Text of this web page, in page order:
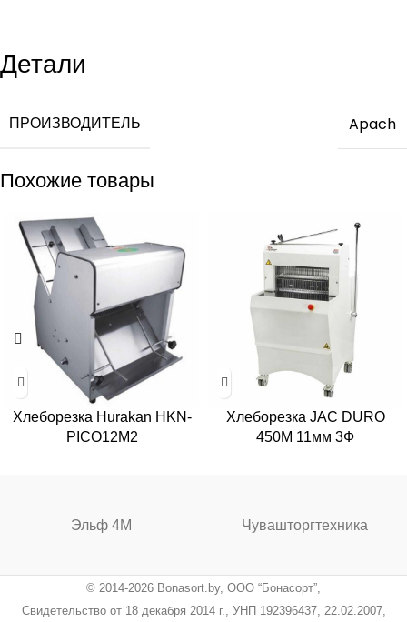
Детали
ПРОИЗВОДИТЕЛЬ Apach
Похожие товары
Хлеборезка Hurakan HKN-
PICO12M2
Хлеборезка JAC DURO
450M 11мм 3Ф
Эльф 4М Чувашторгтехника
© 2014-2026 Bonasort.by, ООО “Бонасорт”,
Свидетельство от 18 декабря 2014 г., УНП 192396437, 22.02.2007,